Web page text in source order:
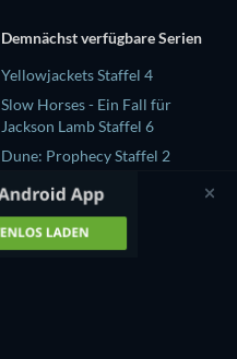
Demnächst verfügbare Serien
Yellowjackets Staffel 4
Slow Horses - Ein Fall für
Jackson Lamb Staffel 6
Dune: Prophecy Staffel 2
The Gentlemen Staffel 2
Love Is Blind: UK Staffel 3